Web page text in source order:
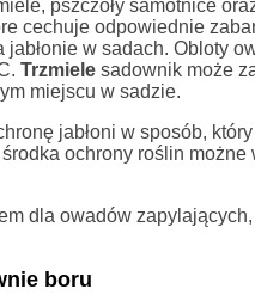
pszczoły samotnice
cechuje odpowiednie
w sadach. Obloty
Trzmielesadownik może
miejscu w sadzie.
jabłoni w sposób,
ochrony roślin możne
dla owadów
boru